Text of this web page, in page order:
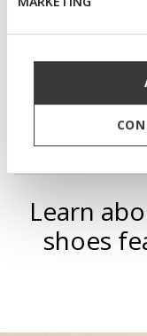
Elasticated
Materials
Technologies
Learn
shoes